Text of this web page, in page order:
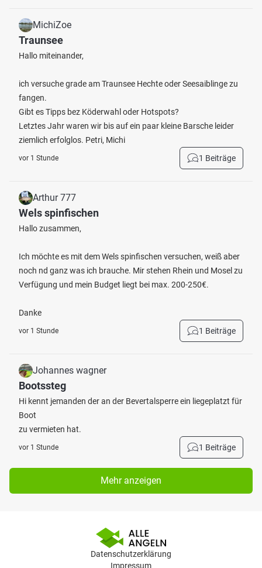
MichiZoe
Traunsee
Hallo miteinander,
ich versuche grade am Traunsee Hechte oder Seesaiblinge zu
fangen.
Gibt es Tipps bez Köderwahl oder Hotspots?
Letztes Jahr waren wir bis auf ein paar kleine Barsche leider
ziemlich erfolglos. Petri, Michi
vor 1 Stunde 1 Beiträge
Arthur 777
Wels spinfischen
Hallo zusammen,
Ich möchte es mit dem Wels spinfischen versuchen, weiß aber
noch nd ganz was ich brauche. Mir stehen Rhein und Mosel zu
Verfügung und mein Budget liegt bei max. 200-250€.
Danke
vor 1 Stunde 1 Beiträge
Johannes wagner
Bootssteg
Hi kennt jemanden der an der Bevertalsperre ein liegeplatzt für
Boot
zu vermieten hat.
vor 1 Stunde 1 Beiträge
Mehr anzeigen
Datenschutzerklärung
Impressum